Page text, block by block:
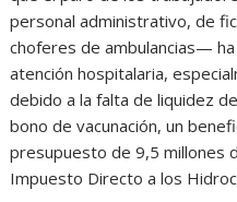
personal administrativo, de
choferes de ambulancias—
atención hospitalaria,
debido a la falta de liquidez
bono de vacunación, un
presupuesto de 9,5 millones
Impuesto Directo a los